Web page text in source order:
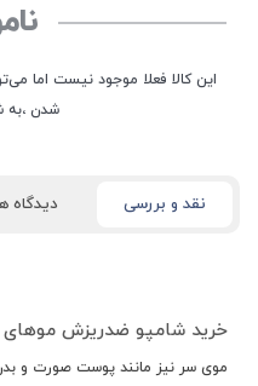
این کالا فعلا موجود نیست اما
شدن ،به
نقد و بررسی دیدگاه
خرید شامپو ضدریزش
موی سر نیز مانند پوست صورت و